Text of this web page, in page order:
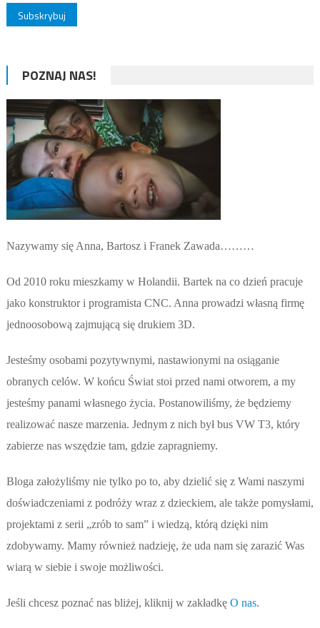
POZNAJ NAS!
Nazywamy się Anna, Bartosz i Franek Zawada………
Od 2010 roku mieszkamy w Holandii. Bartek na co dzień pracuje
jako konstruktor i programista CNC. Anna prowadzi własną firmę
jednoosobową zajmującą się drukiem 3D.
Jesteśmy osobami pozytywnymi, nastawionymi na osiąganie
obranych celów. W końcu Świat stoi przed nami otworem, a my
jesteśmy panami własnego życia. Postanowiliśmy, że będziemy
realizować nasze marzenia. Jednym z nich był bus VW T3, który
zabierze nas wszędzie tam, gdzie zapragniemy.
Bloga założyliśmy nie tylko po to, aby dzielić się z Wami naszymi
doświadczeniami z podróży wraz z dzieckiem, ale także pomysłami,
projektami z serii „zrób to sam” i wiedzą, którą dzięki nim
zdobywamy. Mamy również nadzieję, że uda nam się zarazić Was
wiarą w siebie i swoje możliwości.
Jeśli chcesz poznać nas bliżej, kliknij w zakładkę O nas.